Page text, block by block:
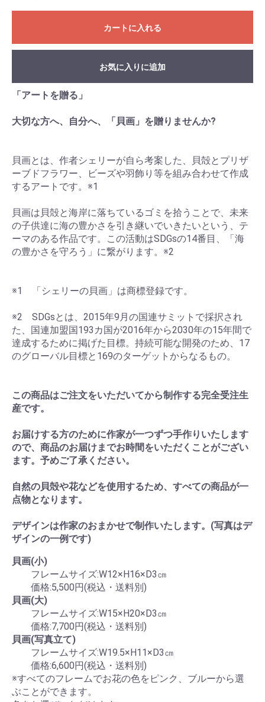
カートに入れる
お気に入りに追加
「アートを贈る」
大切な方へ、自分へ、「貝画」を贈りませんか?
貝画とは、作者シェリーが自ら考案した、貝殻とプリザ
ーブドフラワー、ビーズや羽飾り等を組み合わせて作成
するアートです。※1
貝画は貝殻と海岸に落ちているゴミを拾うことで、未来
の子供達に海の豊かさを引き継いでいきたいという、テ
ーマのある作品です。この活動はSDGsの14番目、「海
の豊かさを守ろう」に繋がります。※2
※1 「シェリーの貝画」は商標登録です。
※2 SDGsとは、2015年9月の国連サミットで採択され
た、国連加盟国193カ国が2016年から2030年の15年間で
達成するために掲げた目標。持続可能な開発のため、17
のグローバル目標と169のターゲットからなるもの。
この商品はご注文をいただいてから制作する完全受注生
産です。
お届けする方のために作家が一つずつ手作りいたします
ので、商品のお届けまでお時間をいただくことがござい
ます。予めご了承ください。
自然の貝殻や花などを使用するため、すべての商品が一
点物となります。
デザインは作家のおまかせで制作いたします。(写真はデ
ザインの一例です)
貝画(小)
フレームサイズ:W12×H16×D3㎝
価格:5,500円(税込・送料別)
貝画(大)
フレームサイズ:W15×H20×D3㎝
価格:7,700円(税込・送料別)
貝画(写真立て)
フレームサイズ:W19.5×H11×D3㎝
価格:6,600円(税込・送料別)
※すべてのフレームでお花の色をピンク、ブルーから選
ぶことができます。